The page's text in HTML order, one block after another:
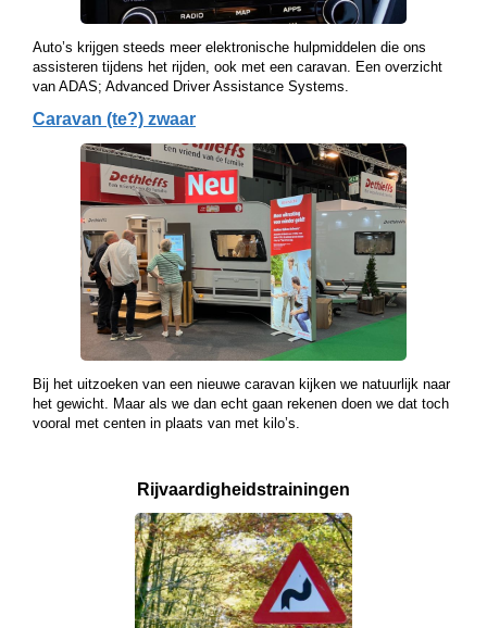
Auto’s krijgen steeds meer elektronische hulpmiddelen die ons
assisteren tijdens het rijden, ook met een caravan. Een overzicht
van ADAS; Advanced Driver Assistance Systems.
Caravan (te?) zwaar
Bij het uitzoeken van een nieuwe caravan kijken we natuurlijk naar
het gewicht. Maar als we dan echt gaan rekenen doen we dat toch
vooral met centen in plaats van met kilo’s.
Rijvaardigheids­trainingen